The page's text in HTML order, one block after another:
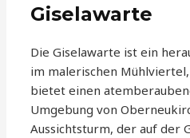
Giselawarte
Die Giselawarte ist ein
im malerischen
bietet einen
Umgebung von
Aussichtsturm, der auf der